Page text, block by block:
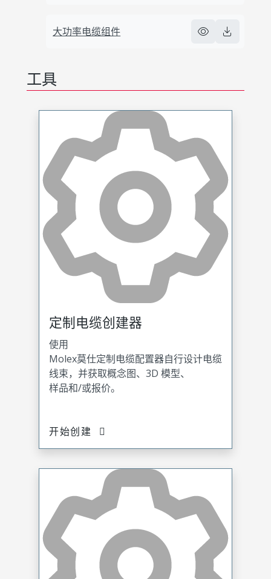
大功率电缆组件
工具
定制电缆创建器
使用
Molex莫仕定制电缆配置器自行设计电缆
线束，并获取概念图、3D 模型、
样品和/或报价。
开始创建